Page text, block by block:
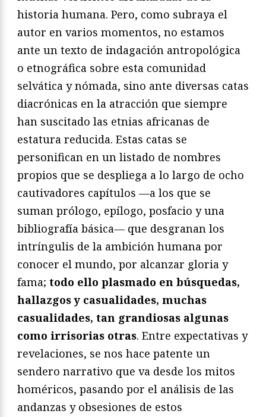
historia humana. Pero, como subraya el
autor en varios momentos, no estamos
ante un texto de indagación antropológica
o etnográfica sobre esta comunidad
selvática y nómada, sino ante diversas catas
diacrónicas en la atracción que siempre
han suscitado las etnias africanas de
estatura reducida. Estas catas se
personifican en un listado de nombres
propios que se despliega a lo largo de ocho
cautivadores capítulos —a los que se
suman prólogo, epílogo, posfacio y una
bibliografía básica— que desgranan los
intríngulis de la ambición humana por
conocer el mundo, por alcanzar gloria y
fama; todo ello plasmado en búsquedas,
hallazgos y casualidades, muchas
casualidades, tan grandiosas algunas
como irrisorias otras. Entre expectativas y
revelaciones, se nos hace patente un
sendero narrativo que va desde los mitos
homéricos, pasando por el análisis de las
andanzas y obsesiones de estos